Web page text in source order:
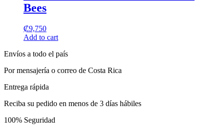
Bees
₡9,750
Add to cart
Envíos a todo el país
Por mensajería o correo de Costa Rica
Entrega rápida
Reciba su pedido en menos de 3 días hábiles
100% Seguridad